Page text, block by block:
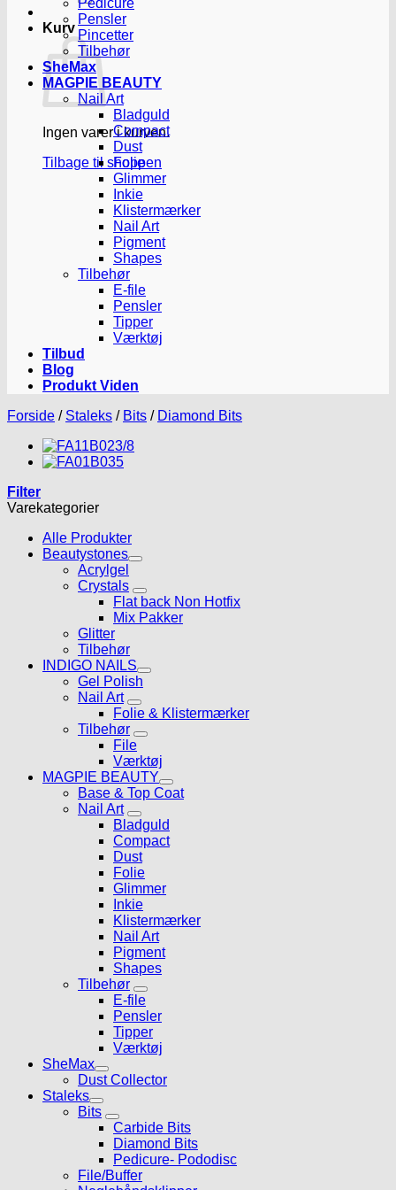
Kurv
Ingen varer i kurven.
Tilbage til shoppen
Pedicure
Pensler
Pincetter
Tilbehør
SheMax
MAGPIE BEAUTY
Nail Art
Bladguld
Compact
Dust
Folie
Glimmer
Inkie
Klistermærker
Nail Art
Pigment
Shapes
Tilbehør
E-file
Pensler
Tipper
Værktøj
Tilbud
Blog
Produkt Viden
Forside / Staleks / Bits / Diamond Bits
Filter
Varekategorier
Alle Produkter
Beautystones
Acrylgel
Crystals
Flat back Non Hotfix
Mix Pakker
Glitter
Tilbehør
INDIGO NAILS
Gel Polish
Nail Art
Folie & Klistermærker
Tilbehør
File
Værktøj
MAGPIE BEAUTY
Base & Top Coat
Nail Art
Bladguld
Compact
Dust
Folie
Glimmer
Inkie
Klistermærker
Nail Art
Pigment
Shapes
Tilbehør
E-file
Pensler
Tipper
Værktøj
SheMax
Dust Collector
Staleks
Bits
Carbide Bits
Diamond Bits
Pedicure- Pododisc
File/Buffer